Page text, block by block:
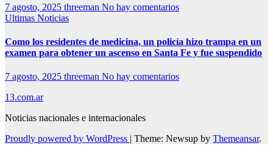
7 agosto, 2025 threeman No hay comentarios
Ultimas Noticias
Como los residentes de medicina, un policía hizo trampa en un
examen para obtener un ascenso en Santa Fe y fue suspendido
7 agosto, 2025 threeman No hay comentarios
13.com.ar
Noticias nacionales e internacionales
Proudly powered by WordPress
Theme: Newsup by Themeansar.